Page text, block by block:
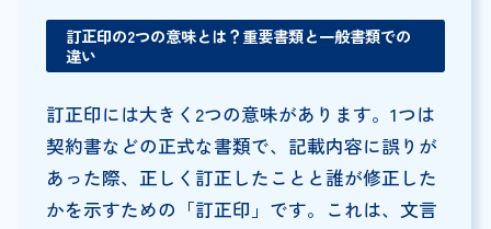
訂正印の2つの意味とは？重要書類と一般書類での
違い
訂正印には大きく2つの意味があります。1つは
契約書などの正式な書類で、記載内容に誤りが
あった際、正しく訂正したことと誰が修正した
かを示すための「訂正印」です。これは、文言